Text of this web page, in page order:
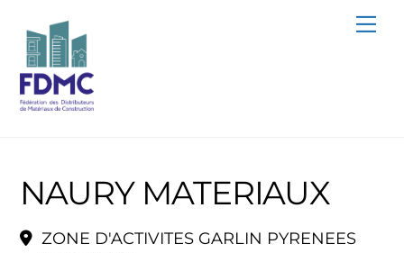
content
NAURY MATERIAUX
ZONE D'ACTIVITES GARLIN PYRENEES